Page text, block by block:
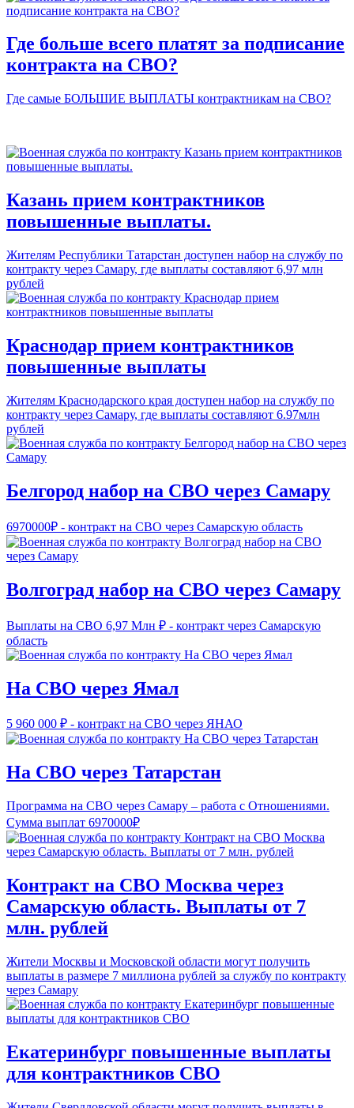
Где больше всего платят за подписание
контракта на СВО?
Где самые БОЛЬШИЕ ВЫПЛАТЫ контрактникам на СВО?
Казань прием контрактников
повышенные выплаты.
Жителям Республики Татарстан доступен набор на службу по
контракту через Самару, где выплаты составляют 6,97 млн
рублей
Краснодар прием контрактников
повышенные выплаты
Жителям Краснодарского края доступен набор на службу по
контракту через Самару, где выплаты составляют 6.97млн
рублей
Белгород набор на СВО через Самару
6970000₽ - контракт на СВО через Самарскую область
Волгоград набор на СВО через Самару
Выплаты на СВО 6,97 Млн ₽ - контракт через Самарскую
область
На СВО через Ямал
5 960 000 ₽ - контракт на СВО через ЯНАО
На СВО через Татарстан
Программа на СВО через Самару – работа с Отношениями.
Сумма выплат 6970000₽
Контракт на СВО Москва через
Самарскую область. Выплаты от 7
млн. рублей
Жители Москвы и Московской области могут получить
выплаты в размере 7 миллиона рублей за службу по контракту
через Самару
Екатеринбург повышенные выплаты
для контрактников СВО